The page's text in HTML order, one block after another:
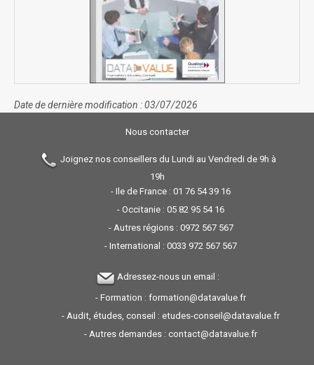
Date de dernière modification : 03/07/2026
Nous contacter
Joignez nos conseillers du Lundi au Vendredi de 9h à
19h
- Ile de France : 01 76 54 39 16
- Occitanie : 05 82 95 54 16
- Autres régions : 0972 567 567
- International : 0033 972 567 567
Adressez-nous un email :
- Formation : formation@datavalue.fr
- Audit, études, conseil : etudes-conseil@datavalue.fr
- Autres demandes : contact@datavalue.fr